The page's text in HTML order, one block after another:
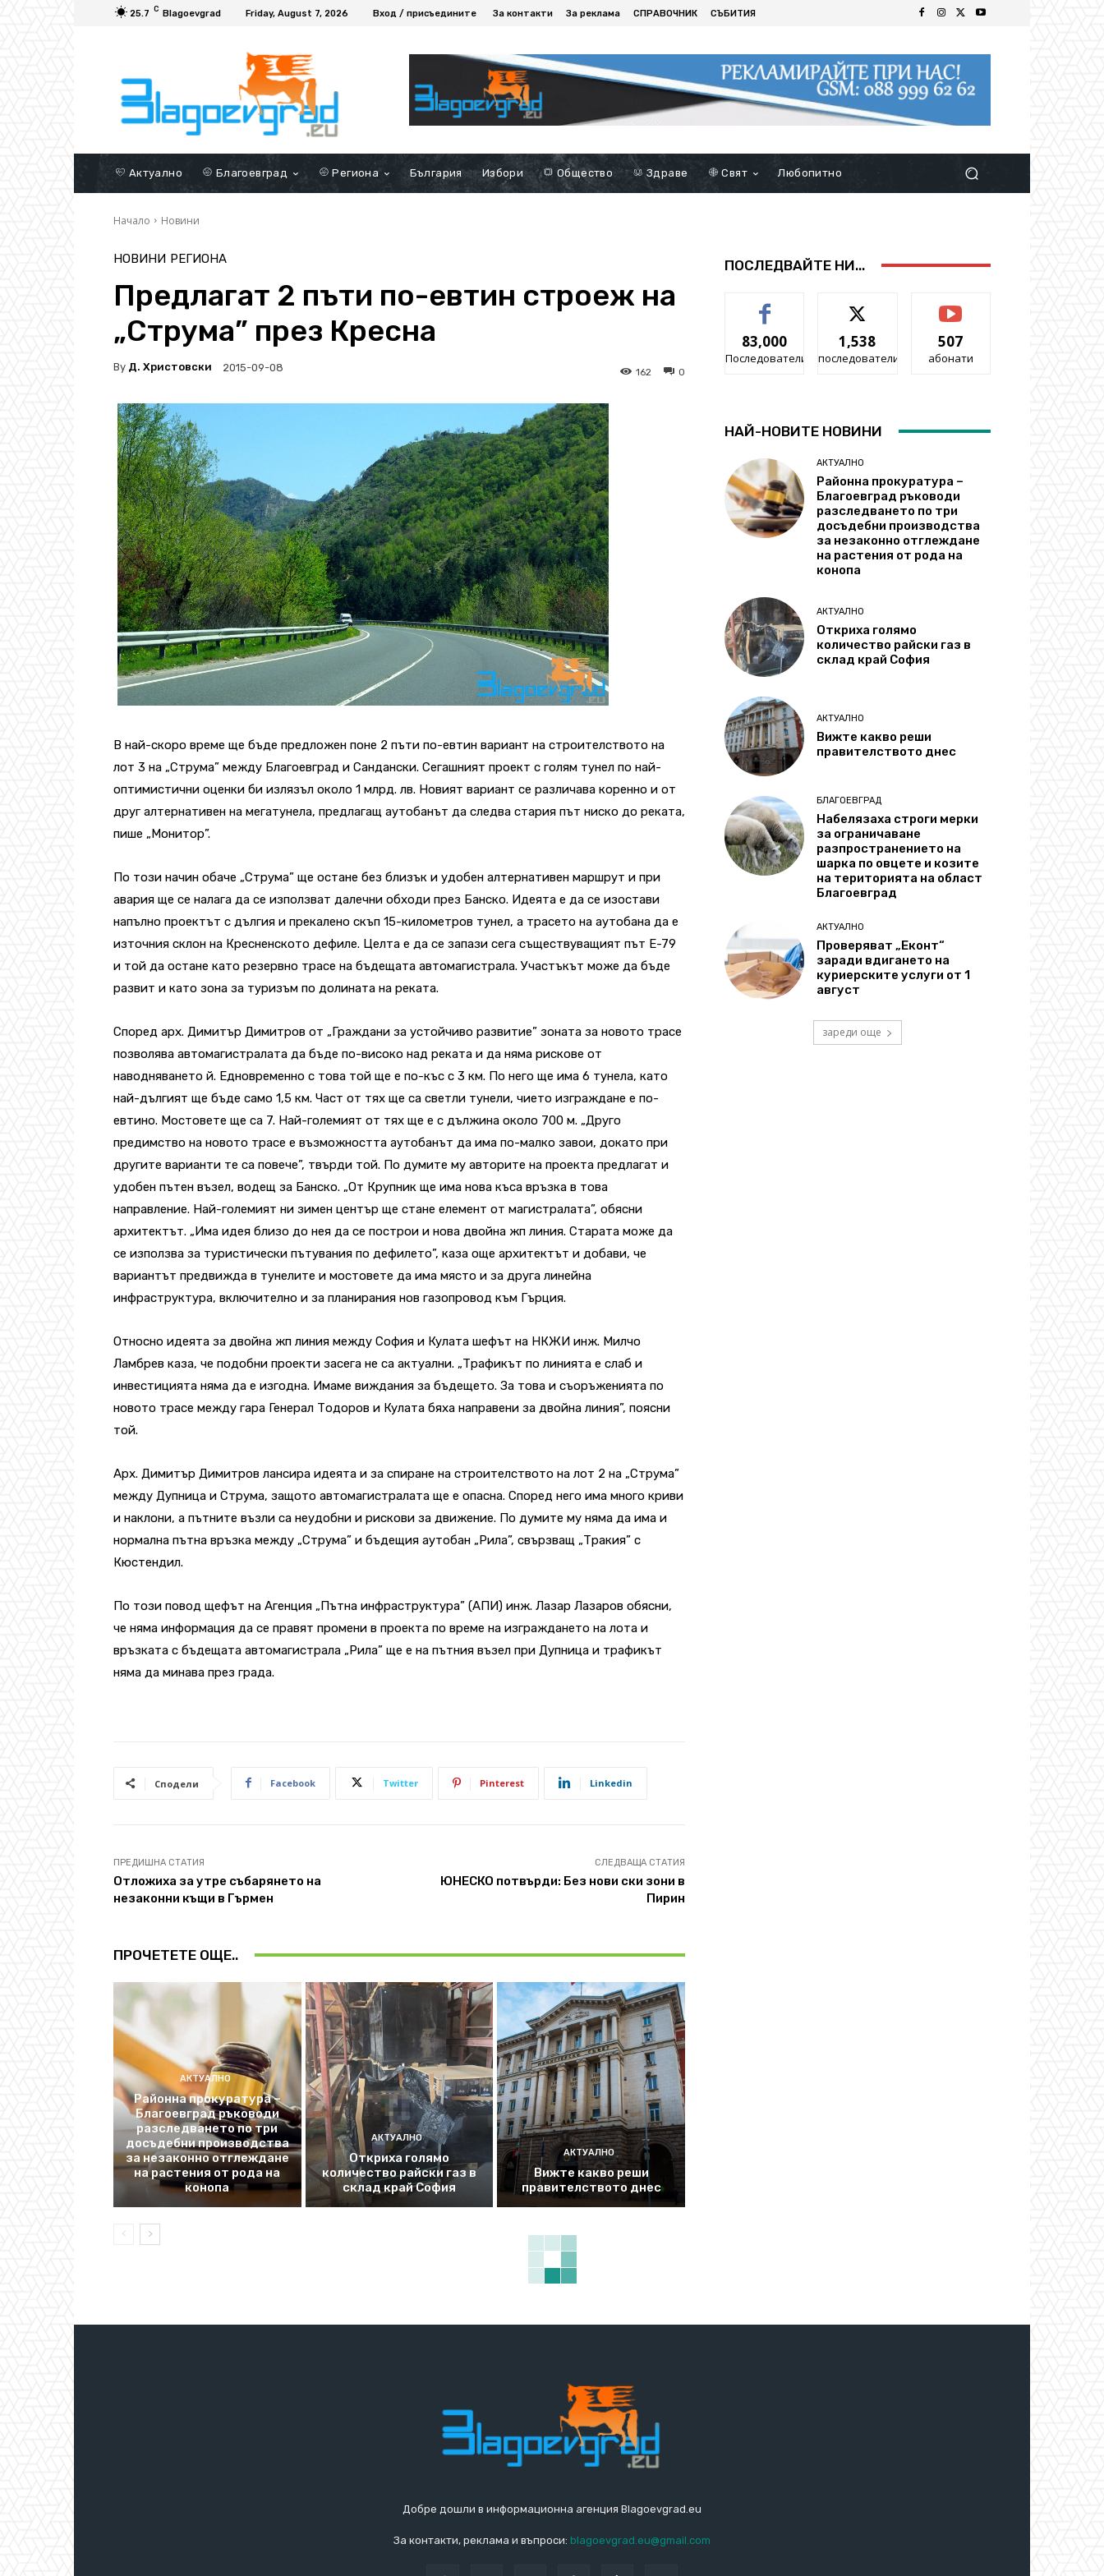
25.7 C Blagoevgrad Friday, August 7, 2026 Вход / присъедините За контакти За реклама СПРАВОЧНИК СЪБИТИЯ
Актуално Благоевград Региона България Избори Общество Здраве Свят Любопитно
Начало Новини
НОВИНИ РЕГИОНА
Предлагат 2 пъти по-евтин строеж на
„Струма” през Кресна
By Д. Христовски 2015-09-08 0
162
В най-скоро време ще бъде предложен поне 2 пъти по-евтин вариант на строителството на
лот 3 на „Струма” между Благоевград и Сандански. Сегашният проект с голям тунел по най-
оптимистични оценки би излязъл около 1 млрд. лв. Новият вариант се различава коренно и от
друг алтернативен на мегатунела, предлагащ аутобанът да следва стария път ниско до реката,
пише „Монитор”.
По този начин обаче „Струма” ще остане без близък и удобен алтернативен маршрут и при
авария ще се налага да се използват далечни обходи през Банско. Идеята е да се изостави
напълно проектът с дългия и прекалено скъп 15-километров тунел, а трасето на аутобана да е
източния склон на Кресненското дефиле. Целта е да се запази сега съществуващият път Е-79
и той да остане като резервно трасе на бъдещата автомагистрала. Участъкът може да бъде
развит и като зона за туризъм по долината на реката.
Според арх. Димитър Димитров от „Граждани за устойчиво развитие” зоната за новото трасе
позволява автомагистралата да бъде по-високо над реката и да няма рискове от
наводняването й. Едновременно с това той ще е по-къс с 3 км. По него ще има 6 тунела, като
най-дългият ще бъде само 1,5 км. Част от тях ще са светли тунели, чието изграждане е по-
евтино. Мостовете ще са 7. Най-големият от тях ще е с дължина около 700 м. „Друго
предимство на новото трасе е възможността аутобанът да има по-малко завои, докато при
другите варианти те са повече”, твърди той. По думите му авторите на проекта предлагат и
удобен пътен възел, водещ за Банско. „От Крупник ще има нова къса връзка в това
направление. Най-големият ни зимен център ще стане елемент от магистралата”, обясни
архитектът. „Има идея близо до нея да се построи и нова двойна жп линия. Старата може да
се използва за туристически пътувания по дефилето”, каза още архитектът и добави, че
вариантът предвижда в тунелите и мостовете да има място и за друга линейна
инфраструктура, включително и за планирания нов газопровод към Гърция.
Относно идеята за двойна жп линия между София и Кулата шефът на НКЖИ инж. Милчо
Ламбрев каза, че подобни проекти засега не са актуални. „Трафикът по линията е слаб и
инвестицията няма да е изгодна. Имаме виждания за бъдещето. За това и съоръженията по
новото трасе между гара Генерал Тодоров и Кулата бяха направени за двойна линия”, поясни
той.
Арх. Димитър Димитров лансира идеята и за спиране на строителството на лот 2 на „Струма”
между Дупница и Струма, защото автомагистралата ще е опасна. Според него има много криви
и наклони, а пътните възли са неудобни и рискови за движение. По думите му няма да има и
нормална пътна връзка между „Струма” и бъдещия аутобан „Рила”, свързващ „Тракия” с
Кюстендил.
По този повод щефът на Агенция „Пътна инфраструктура” (АПИ) инж. Лазар Лазаров обясни,
че няма информация да се правят промени в проекта по време на изграждането на лота и
връзката с бъдещата автомагистрала „Рила” ще е на пътния възел при Дупница и трафикът
няма да минава през града.
Сподели Facebook Twitter Pinterest Linkedin
ПРЕДИШНА СТАТИЯ
Отложиха за утре събарянето на
незаконни къщи в Гърмен
СЛЕДВАЩА СТАТИЯ
ЮНЕСКО потвърди: Без нови ски зони в
Пирин
ПРОЧЕТЕТЕ ОЩЕ..
АКТУАЛНО
Районна прокуратура –
Благоевград ръководи
разследването по три
досъдебни производства
за незаконно отглеждане
на растения от рода на
конопа
АКТУАЛНО
Откриха голямо
количество райски газ в
склад край София
АКТУАЛНО
Вижте какво реши
правителството днес
ПОСЛЕДВАЙТЕ НИ...
83,000
Последователи
1,538
последователи
507
абонати
НАЙ-НОВИТЕ НОВИНИ
АКТУАЛНО
Районна прокуратура –
Благоевград ръководи
разследването по три
досъдебни производства
за незаконно отглеждане
на растения от рода на
конопа
АКТУАЛНО
Откриха голямо
количество райски газ в
склад край София
АКТУАЛНО
Вижте какво реши
правителството днес
БЛАГОЕВГРАД
Набелязаха строги мерки
за ограничаване
разпространението на
шарка по овцете и козите
на територията на област
Благоевград
АКТУАЛНО
Проверяват „Еконт“
заради вдигането на
куриерските услуги от 1
август
зареди още
Добре дошли в информационна агенция Blagoevgrad.eu
За контакти, реклама и въпроси: blagoevgrad.eu@gmail.com